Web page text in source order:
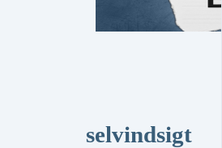
selvindsigt